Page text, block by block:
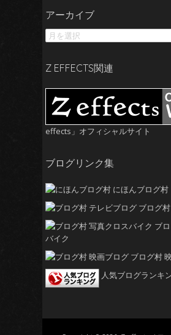
アーカイブ
ア
ー
カ
ブ
Z EFFECTS関連
effects」オフィシャルサイト
ブログリンク集
にほんブログ村
ブログ
ブ
バイク
ブログ村
人気ブログランキ